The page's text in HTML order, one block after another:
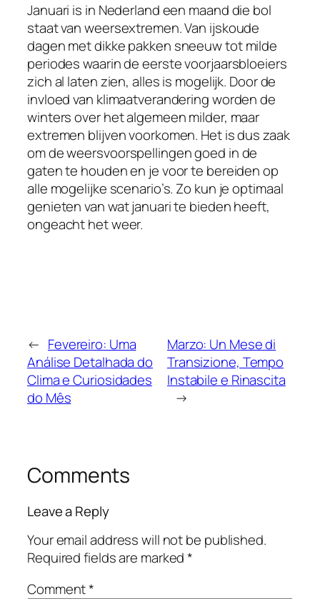
Januari is in Nederland een maand die bol
staat van weersextremen. Van ijskoude
dagen met dikke pakken sneeuw tot milde
periodes waarin de eerste voorjaarsbloeiers
zich al laten zien, alles is mogelijk. Door de
invloed van klimaatverandering worden de
winters over het algemeen milder, maar
extremen blijven voorkomen. Het is dus zaak
om de weersvoorspellingen goed in de
gaten te houden en je voor te bereiden op
alle mogelijke scenario’s. Zo kun je optimaal
genieten van wat januari te bieden heeft,
ongeacht het weer.
← Fevereiro: Uma
Análise Detalhada do
Clima e Curiosidades
do Mês
Marzo: Un Mese di
Transizione, Tempo
Instabile e Rinascita
→
Comments
Leave a Reply
Your email address will not be published.
Required fields are marked*
Comment*